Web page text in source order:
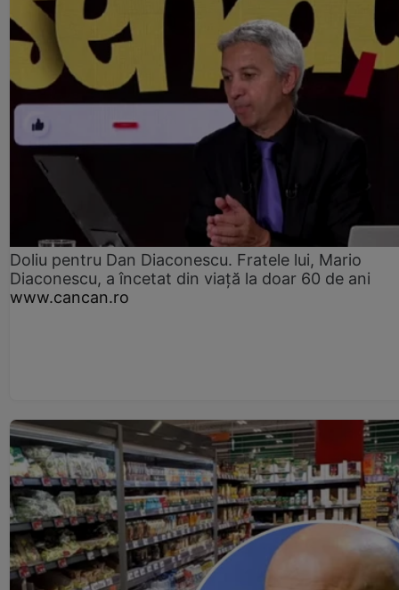
Doliu pentru Dan Diaconescu. Fratele lui, Mario
Diaconescu, a încetat din viață la doar 60 de ani
www.cancan.ro